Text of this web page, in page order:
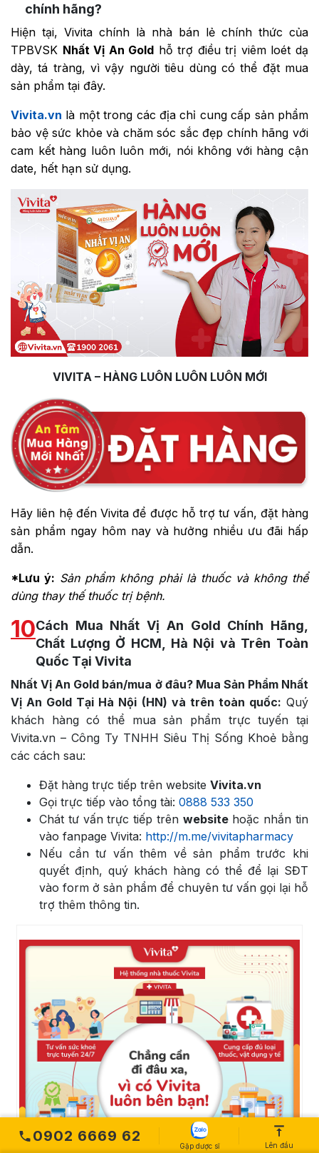
chính hãng?
Hiện tại, Vivita chính là nhà bán lẻ chính thức của
TPBVSK Nhất Vị An Gold hỗ trợ điều trị viêm loét dạ
dày, tá tràng, vì vậy người tiêu dùng có thể đặt mua
sản phẩm tại đây.
Vivita.vn là một trong các địa chỉ cung cấp sản phẩm
bảo vệ sức khỏe và chăm sóc sắc đẹp chính hãng với
cam kết hàng luôn luôn mới, nói không với hàng cận
date, hết hạn sử dụng.
VIVITA – HÀNG LUÔN LUÔN LUÔN MỚI
Hãy liên hệ đến Vivita để được hỗ trợ tư vấn, đặt hàng
sản phẩm ngay hôm nay và hưởng nhiều ưu đãi hấp
dẫn.
*Lưu ý: Sản phẩm không phải là thuốc và không thể
dùng thay thế thuốc trị bệnh.
10Cách Mua Nhất Vị An Gold Chính Hãng,
Chất Lượng Ở HCM, Hà Nội và Trên Toàn
Quốc Tại Vivita
Nhất Vị An Gold bán/mua ở đâu? Mua Sản Phẩm Nhất
Vị An Gold Tại Hà Nội (HN) và trên toàn quốc: Quý
khách hàng có thể mua sản phẩm trực tuyến tại
Vivita.vn – Công Ty TNHH Siêu Thị Sống Khoẻ bằng
các cách sau:
Đặt hàng trực tiếp trên website Vivita.vn
Gọi trực tiếp vào tổng tài: 0888 533 350
Chát tư vấn trực tiếp trên websitehoặc nhắn tin
vào fanpage Vivita: http://m.me/vivitapharmacy
Nếu cần tư vấn thêm về sản phẩm trước khi
quyết định, quý khách hàng có thể để lại SĐT
vào form ở sản phẩm để chuyên tư vấn gọi lại hỗ
trợ thêm thông tin.
0902 6669 62
Gặp dược sĩ Lên đầu